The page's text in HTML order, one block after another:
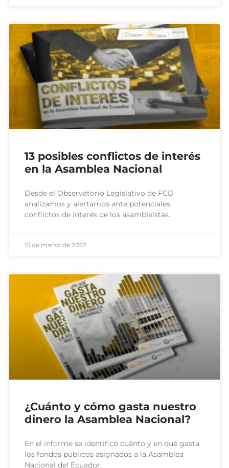
13 posibles conflictos de interés
en la Asamblea Nacional
Desde el Observatorio Legislativo de FCD
analizamos y alertamos ante potenciales
conflictos de interés de los asambleístas.
15 de marzo de 2022
¿Cuánto y cómo gasta nuestro
dinero la Asamblea Nacional?
En el informe se identificó cuánto y en qué gasta
los fondos públicos asignados a la Asamblea
Nacional del Ecuador.